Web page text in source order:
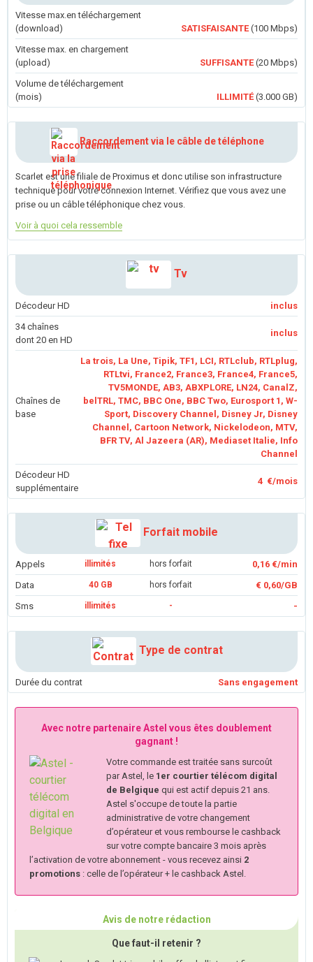
Vitesse max.en téléchargement
(download)
SATISFAISANTE(100 Mbps)
Vitesse max. en chargement
(upload)
SUFFISANTE(20 Mbps)
Volume de téléchargement
(mois)
ILLIMITÉ(3.000 GB)
Raccordement via le câble de téléphone
Scarlet est une filiale de Proximus et donc utilise son infrastructure
technique pour votre connexion Internet. Vérifiez que vous avez une
prise ou un câble téléphonique chez vous.
Voir à quoi cela ressemble
Tv
Décodeur HD
inclus
34 chaînes
dont 20 en HD
inclus
Chaînes de
base
La trois, La Une, Tipik, TF1, LCI, RTLclub, RTLplug,
RTLtvi, France2, France3, France4, France5,
TV5MONDE, AB3, ABXPLORE, LN24, CanalZ,
belTRL, TMC, BBC One, BBC Two, Eurosport 1, W-
Sport, Discovery Channel, Disney Jr, Disney
Channel, Cartoon Network, Nickelodeon, MTV,
BFR TV, Al Jazeera (AR), Mediaset Italie, Info
Channel
Décodeur HD
supplémentaire
4 €/mois
Forfait mobile
Appels illimités hors forfait
0,16 €/min
Data
40 GB hors forfait
€ 0,60/GB
Sms
illimités - -
Type de contrat
Durée du contrat Sans engagement
Avec notre partenaire Astel vous êtes doublement
gagnant !
Votre commande est traitée sans surcoût
par Astel, le 1er courtier télécom digital
de Belgique qui est actif depuis 21 ans.
Astel s'occupe de toute la partie
administrative de votre changement
d’opérateur et vous rembourse le cashback
sur votre compte bancaire 3 mois après
l’activation de votre abonnement - vous recevez ainsi 2
promotions : celle de l’opérateur + le cashback Astel.
Avis de notre rédaction
Que faut-il retenir ?